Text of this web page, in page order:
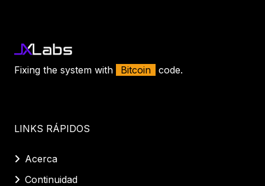
Fixing the system with Bitcoin code.
LINKS RÁPIDOS
Acerca
Continuidad